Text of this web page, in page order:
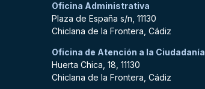
Oficina Administrativa
Plaza de España s/n, 11130
Chiclana de la Frontera, Cádiz
Oficina de Atención a la Ciudadanía
Huerta Chica, 18, 11130
Chiclana de la Frontera, Cádiz